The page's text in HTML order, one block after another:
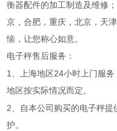
衡器配件的加工制造及维修
京，合肥，重庆，北京，天
恼，让您称心如意。
电子秤售后服务：
1 、上海地区24小时上门服
地区按实际情况而定。
2、自本公司购买的电子秤提
护。